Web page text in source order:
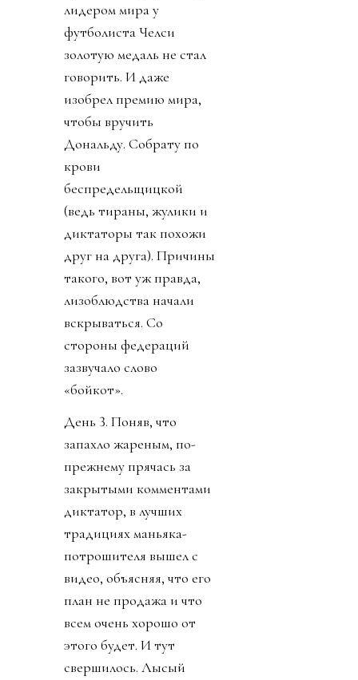
лидером мира у
футболиста Челси
золотую медаль не стал
говорить. И даже
изобрел премию мира,
чтобы вручить
Дональду. Собрату по
крови
беспредельщицкой
(ведь тираны, жулики и
диктаторы так похожи
друг на друга). Причины
такого, вот уж правда,
лизоблюдства начали
вскрываться. Со
стороны федераций
зазвучало слово
«бойкот».
День 3. Поняв, что
запахло жареным, по-
прежнему прячась за
закрытыми комментами
диктатор, в лучших
традициях маньяка-
потрошителя вышел с
видео, объясняя, что его
план не продажа и что
всем очень хорошо от
этого будет. И тут
свершилось. Лысый